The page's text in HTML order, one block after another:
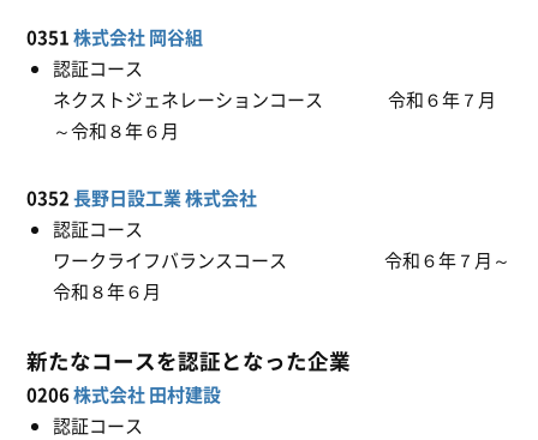
0351株式会社 岡谷組
認証コース
ネクストジェネレーションコース 令和６年７月
～令和８年６月
0352長野日設工業 株式会社
認証コース
ワークライフバランスコース 令和６年７月～
令和８年６月
新たなコースを認証となった企業
0206株式会社 田村建設
認証コース